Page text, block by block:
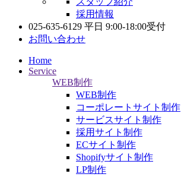
採用情報
025-635-6129 平日 9:00-18:00受付
お問い合わせ
Home
Service
WEB制作
WEB制作
コーポレートサイト制作
サービスサイト制作
採用サイト制作
ECサイト制作
Shopifyサイト制作
LP制作